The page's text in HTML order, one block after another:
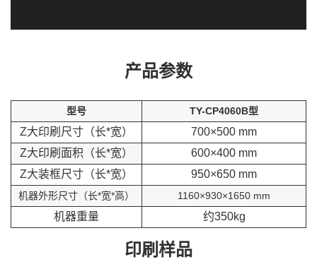
产品参数
型号 TY-CP4060B型
Z大印刷尺寸（长*宽）
700×500 mm
Z大印刷面积（长*宽）
600×400 mm
Z大装框尺寸（长*宽）
950×650 mm
机器外形尺寸（长*宽*高） 1160×930×1650 mm
机器重量 约350kg
印刷样品